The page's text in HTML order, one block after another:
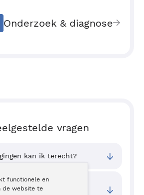
functionele en
de website te
Onderzoek & diagnose
vragen
kan ik terecht?
van deze